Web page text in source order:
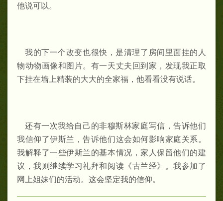
他说可以。
我的下一个改变也很快，是清理了房间里面挂的人
物动物画像和图片。有一天丈夫回到家，发现我正取
下挂在墙上精装的大大的全家福，他看看没有说话。
还有一次我给自己的非穆斯林家庭写信，告诉他们
我信仰了伊斯兰，告诉他们这会如何影响家庭关系。
我解释了一些伊斯兰的基本情况，家人保留他们的建
议，我则继续学习礼拜和阅读《古兰经》。我参加了
网上姐妹们的活动。这会坚定我的信仰。